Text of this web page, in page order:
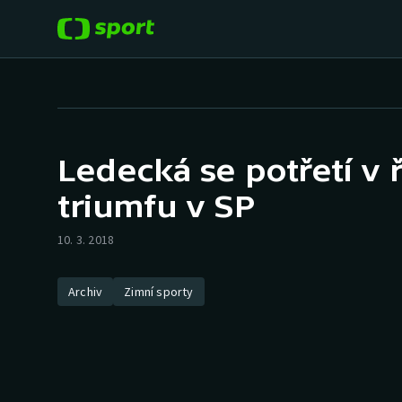
Hokej
Tenis
Cyklistika
Baseball a softbal
Ledecká se potřetí v
triumfu v SP
10. 3. 2018
Archiv Zimní sporty